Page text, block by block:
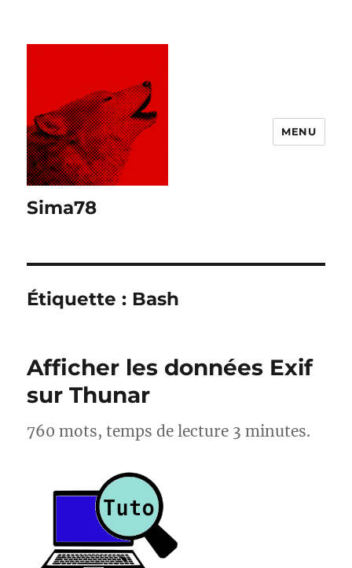
Sima78
MENU
Étiquette : Bash
Afficher les données Exif
sur Thunar
760 mots, temps de lecture 3 minutes.